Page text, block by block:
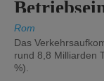
um 2,7 %.
Rom
Das
rund 8,8 Milliarden
%).